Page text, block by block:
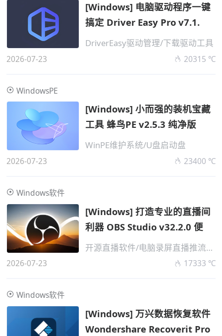
[Windows] 电脑驱动程序一键
搞定 Driver Easy Pro v7.1.
DriverEasy驱动管理/下载驱动工具
2026-07-23 20315 ℃
WindowsPE
[Windows] 小而强的装机宝藏
工具 蜂鸟PE v2.5.3 纯净版
WinPE维护系统/U盘启动盘
2026-07-23 23400 ℃
Windows软件
[Windows] 打造专业的直播间
利器 OBS Studio v32.2.0 便
开源直播软件/电脑录屏直播推流工具
2026-07-23 17333 ℃
Windows软件
[Windows] 万兴数据恢复软件
Wondershare Recoverit Pro